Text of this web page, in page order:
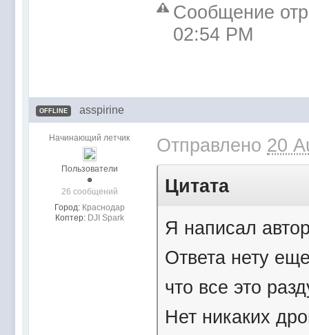
Сообщение
02:54 PM
OFFLINE asspirine
Начинающий летчик
Пользователи
26 сообщений
Город: Краснодар
Коптер: DJI Spark
Отправлено 20
Цитата
Я написал
Ответа нету
что все это
Нет никаких